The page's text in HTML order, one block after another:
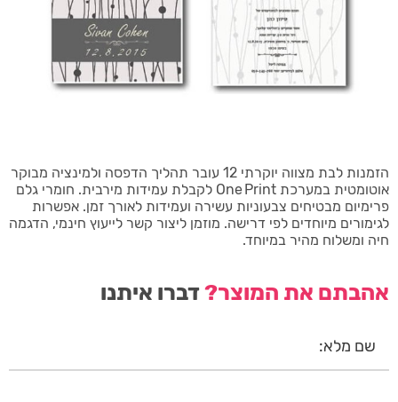
הזמנות לבת מצווה יוקרתי 12 עובר תהליך הדפסה ולמינציה מבוקר
אוטומטית במערכת One Print לקבלת עמידות מירבית. חומרי גלם
פרימיום מבטיחים צבעוניות עשירה ועמידות לאורך זמן. אפשרות
לגימורים מיוחדים לפי דרישה. מוזמן ליצור קשר לייעוץ חינמי, הדגמה
חיה ומשלוח מהיר במיוחד.
אהבתם את המוצר?דברו איתנו